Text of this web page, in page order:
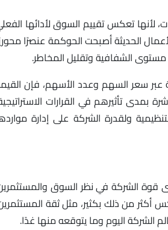
لأنها تعكس تقييم السوق لأدائها
الحديثة أصبحت الحوكمة عنصرًا
الشفافية وتقليل المخاطر.
عبر سعر السهم وعدد الأسهم، فإن
بمدى تأثيرهم في القرارات
ولقدرة الشركة على إدارة
قوة الشركة في نظر السوق
من ذلك بكثير، مثل ثقة
الشركة اليوم وما يتوقعه منها غدًا.